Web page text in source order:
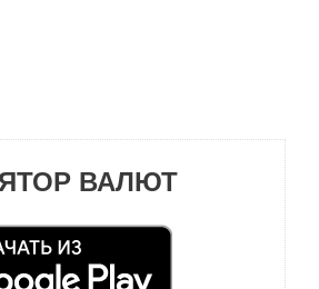
ВАЛЮТ